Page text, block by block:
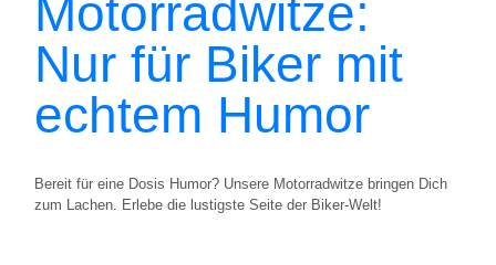
Motorradwitze:
Nur für Biker mit
echtem Humor
Bereit für eine Dosis Humor? Unsere Motorradwitze bringen Dich
zum Lachen. Erlebe die lustigste Seite der Biker-Welt!